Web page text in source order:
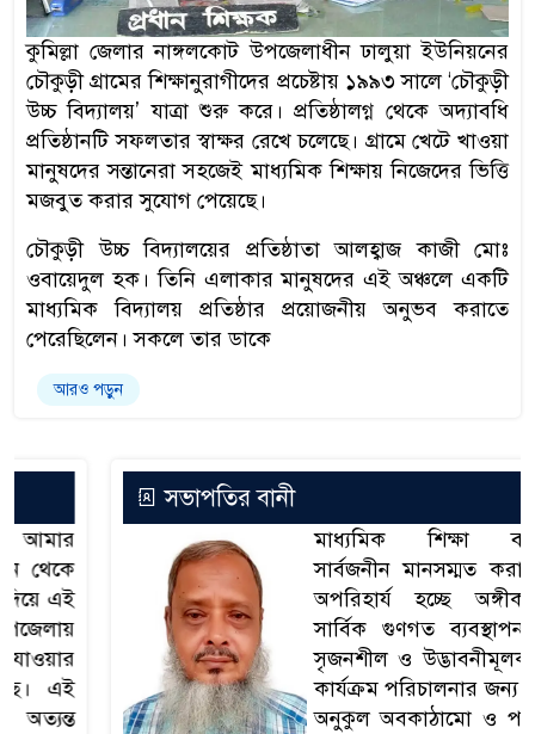
কুমিল্লা জেলার নাঙ্গলকোট উপজেলাধীন ঢালুয়া ইউনিয়নের
চৌকুড়ী গ্রামের শিক্ষানুরাগীদের প্রচেষ্টায় ১৯৯৩ সালে ‘চৌকুড়ী
উচ্চ বিদ্যালয়’ যাত্রা শুরু করে। প্রতিষ্ঠালগ্ন থেকে অদ্যাবধি
প্রতিষ্ঠানটি সফলতার স্বাক্ষর রেখে চলেছে। গ্রামে খেটে খাওয়া
মানুষদের সন্তানেরা সহজেই মাধ্যমিক শিক্ষায় নিজেদের ভিত্তি
মজবুত করার সুযোগ পেয়েছে।
চৌকুড়ী উচ্চ বিদ্যালয়ের প্রতিষ্ঠাতা আলহ্বাজ কাজী মোঃ
ওবায়েদুল হক। তিনি এলাকার মানুষদের এই অঞ্চলে একটি
মাধ্যমিক বিদ্যালয় প্রতিষ্ঠার প্রয়োজনীয় অনুভব করাতে
পেরেছিলেন। সকলে তার ডাকে
আরও পড়ুন
সভাপতির বানী
মাধ্যমিক শিক্ষা ব্যবস্থাকে
সার্বজনীন মানসম্মত করার জন্য
অপরিহার্য হচ্ছে অঙ্গীকার ও
সার্বিক গুণগত ব্যবস্থাপনা এবং
সৃজনশীল ও উদ্ভাবনীমূলক শিক্ষা
কার্যক্রম পরিচালনার জন্য দরকার
অনুকুল অবকাঠামো ও পরিবেশ।